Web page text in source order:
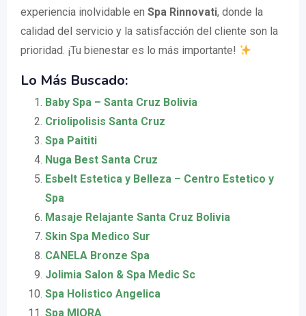
experiencia inolvidable en Spa Rinnovati, donde la
calidad del servicio y la satisfacción del cliente son la
prioridad. ¡Tu bienestar es lo más importante!
Lo Más Buscado:
Baby Spa – Santa Cruz Bolivia
Criolipolisis Santa Cruz
Spa Paititi
Nuga Best Santa Cruz
Esbelt Estetica y Belleza – Centro Estetico y
Spa
Masaje Relajante Santa Cruz Bolivia
Skin Spa Medico Sur
CANELA Bronze Spa
Jolimia Salon & Spa Medic Sc
Spa Holistico Angelica
Spa MIORA